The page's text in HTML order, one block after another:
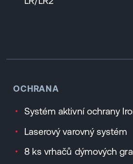
OCHRANA
Systém aktivní ochrany
Laserový varovný systém
8 ks vrhačů dýmových